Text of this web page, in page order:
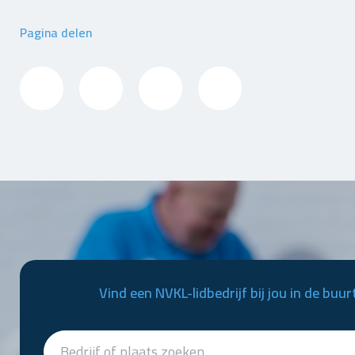
Pagina delen
Vind een NVKL-lidbedrijf bij jou in de